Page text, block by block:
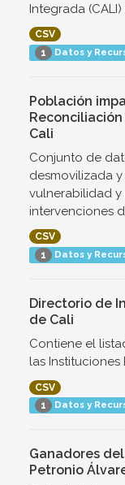
Integrada
CSV
1 Datos y
Población
Cali
Conjunto de
desmovilizada
vulnerabilidad
intervenciones
CSV
1 Datos y
Directorio de
de Cali
Contiene el
las
CSV
1 Datos y
Ganadores
Petronio